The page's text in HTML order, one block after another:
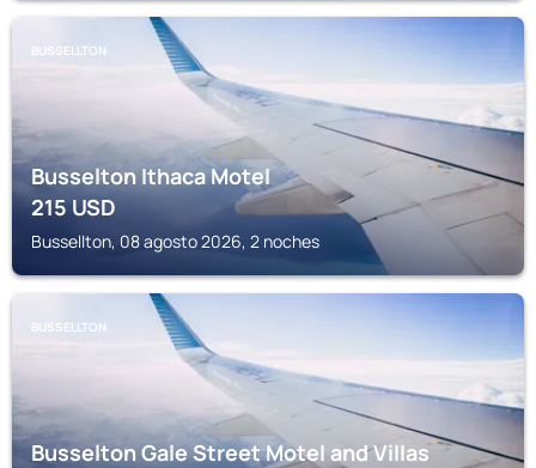
BUSSELLTON
Busselton Ithaca Motel
215USD
Bussellton, 08 agosto 2026, 2 noches
BUSSELLTON
Busselton Gale Street Motel and Villas